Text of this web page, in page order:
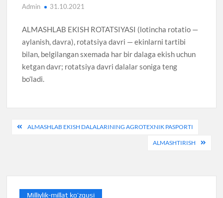
Admin 31.10.2021
ALMASHLAB EKISH ROTATSIYASI (lotincha rotatio —
aylanish, davra), rotatsiya davri — ekinlarni tartibi
bilan, belgilangan sxemada har bir dalaga ekish uchun
ketgan davr; rotatsiya davri dalalar soniga teng
bo’ladi.
PostALMASHLAB EKISH DALALARINING AGROTEXNIK PASPORTI
ALMASHTIRISH
Milliylik-millat ko’zgusi